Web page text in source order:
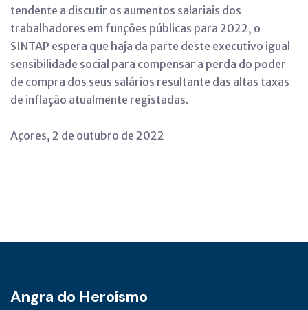
tendente a discutir os aumentos salariais dos
trabalhadores em funções públicas para 2022, o
SINTAP espera que haja da parte deste executivo igual
sensibilidade social para compensar a perda do poder
de compra dos seus salários resultante das altas taxas
de inflação atualmente registadas.
Açores, 2 de outubro de 2022
Angra do Heroísmo